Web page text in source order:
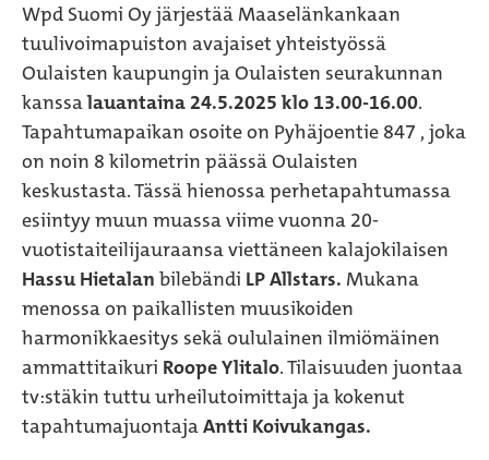
Wpd Suomi Oy järjestää Maaselänkankaan
tuulivoimapuiston avajaiset yhteistyössä
Oulaisten kaupungin ja Oulaisten seurakunnan
kanssalauantaina 24.5.2025 klo 13.00-16.00.
Tapahtumapaikan osoite on Pyhäjoentie 847 , joka
on noin 8 kilometrin päässä Oulaisten
keskustasta. Tässä hienossa perhetapahtumassa
esiintyy muun muassa viime vuonna 20-
vuotistaiteilijauraansa viettäneen kalajokilaisen
Hassu Hietalan bilebändi LP Allstars. Mukana
menossa on paikallisten muusikoiden
harmonikkaesitys sekä oululainen ilmiömäinen
ammattitaikuri Roope Ylitalo. Tilaisuuden juontaa
tv:stäkin tuttu urheilutoimittaja ja kokenut
tapahtumajuontajaAntti Koivukangas.